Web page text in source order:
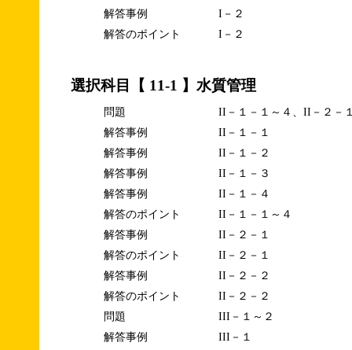
解答事例
I－２
解答のポイント
I－２
選択科目【 11-1 】水質管理
問題
II－１－１～４、II－２－
解答事例
II－１－１
解答事例
II－１－２
解答事例
II－１－３
解答事例
II－１－４
解答のポイント
II－１－１～４
解答事例
II－２－１
解答のポイント
II－２－１
解答事例
II－２－２
解答のポイント
II－２－２
問題
III－１～２
解答事例
III－１